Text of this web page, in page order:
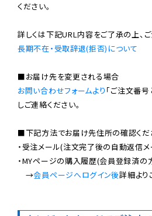
ください。
長期不在・受取辞退(拒否)について
お問い合わせフォームより 「ご注文番
しご連絡ください。
■下記方法でお届け先住所の確認くだ
・受注メール(注文完了後の自動返信メ
・MYページの購入履歴(会員登録済の
→会員ページへログイン後詳細より